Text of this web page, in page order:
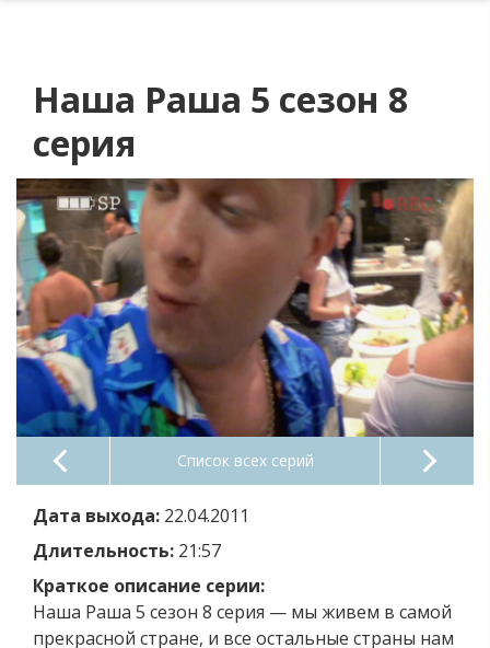
Наша Раша 5 сезон 8
серия
Список всех серий
Дата выхода: 22.04.2011
Длительность: 21:57
Краткое описание серии:
Наша Раша 5 сезон 8 серия — мы живем в самой
прекрасной стране, и все остальные страны нам